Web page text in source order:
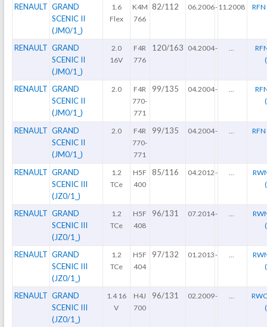
RENAULT GRAND
SCENIC II
(JM0/1_)
1.6
Flex
K4M
766
82/112 06.2006-11.2008
RENAULT GRAND
SCENIC II
(JM0/1_)
2.0
16V
F4R
776
120/163 04.2004-
RENAULT GRAND
SCENIC II
(JM0/1_)
2.0
F4R
770-
771
99/135 04.2004-
RENAULT GRAND
SCENIC II
(JM0/1_)
2.0
F4R
770-
771
99/135 04.2004-
RENAULT GRAND
SCENIC III
(JZ0/1_)
1.2
TCe
H5F
400
85/116 04.2012-
RENAULT GRAND
SCENIC III
(JZ0/1_)
1.2
TCe
H5F
408
96/131 07.2014-
RENAULT GRAND
SCENIC III
(JZ0/1_)
1.2
TCe
H5F
404
97/132 01.2013-
RENAULT GRAND
SCENIC III
(JZ0/1_)
1.4 16
V
H4J
700
96/131 02.2009-